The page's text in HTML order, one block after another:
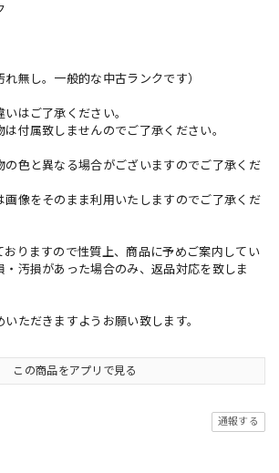
無し。一般的な中古ランクです）
はご了承ください。
付属致しませんのでご了承ください。
の色と異なる場合がございますのでご了承くだ
画像をそのまま利用いたしますのでご了承くだ
おりますので性質上、商品に予めご案内してい
・汚損があった場合のみ、返品対応を致しま
ただきますようお願い致します。
この商品をアプリで見る
通報する